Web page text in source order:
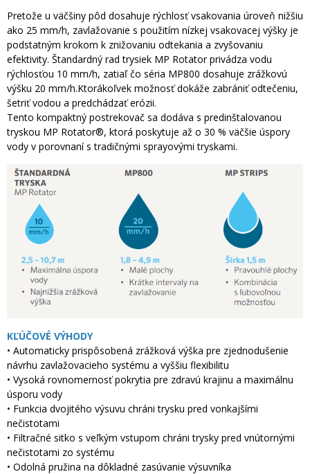
Pretože u väčšiny pôd dosahuje rýchlosť vsakovania úroveň nižšiu
ako 25 mm/h, zavlažovanie s použitím nízkej vsakovacej výšky je
podstatným krokom k znižovaniu odtekania a zvyšovaniu
efektivity. Štandardný rad trysiek MP Rotator privádza vodu
rýchlosťou 10 mm/h, zatiaľ čo séria MP800 dosahuje zrážkovú
výšku 20 mm/h.Ktorákoľvek možnosť dokáže zabrániť odtečeniu,
šetriť vodou a predchádzať erózii.
Tento kompaktný postrekovač sa dodáva s predinštalovanou
tryskou MP Rotator®, ktorá poskytuje až o 30 % väčšie úspory
vody v porovnaní s tradičnými sprayovými tryskami.
KĽÚČOVÉ VÝHODY
• Automaticky prispôsobená zrážková výška pre zjednodušenie
návrhu zavlažovacieho systému a vyššiu flexibilitu
• Vysoká rovnomernosť pokrytia pre zdravú krajinu a maximálnu
úsporu vody
• Funkcia dvojitého výsuvu chráni trysku pred vonkajšími
nečistotami
• Filtračné sitko s veľkým vstupom chráni trysky pred vnútornými
nečistotami zo systému
• Odolná pružina na dôkladné zasúvanie výsuvníka